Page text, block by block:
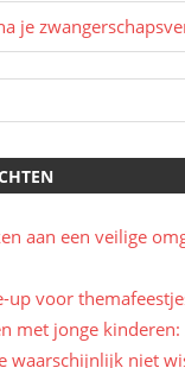
je
aan een veilige
up voor
met jonge kinderen:
waarschijnlijk niet